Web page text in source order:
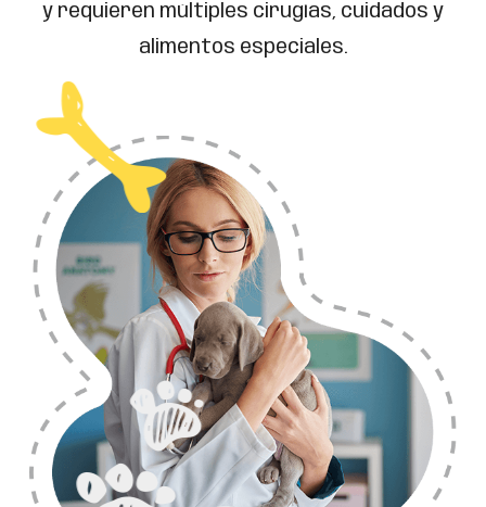
y requieren múltiples cirugías, cuidados y
alimentos especiales.